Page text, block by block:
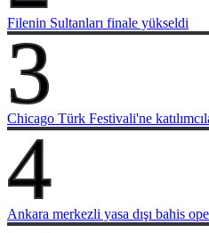
Filenin Sultanları finale yükseldi
3
Chicago Türk Festivali'ne
4
Ankara merkezli yasa dışı bahis